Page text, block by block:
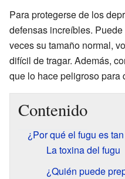
Para protegerse de los
defensas increíbles.
veces su tamaño normal,
difícil de tragar. Además,
que lo hace peligroso para
Contenido
¿Por qué el fugu es
La toxina del fugu
¿Quién puede